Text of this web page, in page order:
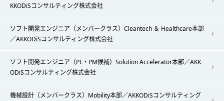
KKODiSコンサルティング株式会社
ソフト開発エンジニア（メンバークラス）Cleantech ＆ Healthcare本部
／AKKODiSコンサルティング株式会社
ソフト開発エンジニア（PL・PM候補）Solution Accelerator本部／AKK
ODiSコンサルティング株式会社
機械設計（メンバークラス）Mobility本部／AKKODiSコンサルティング